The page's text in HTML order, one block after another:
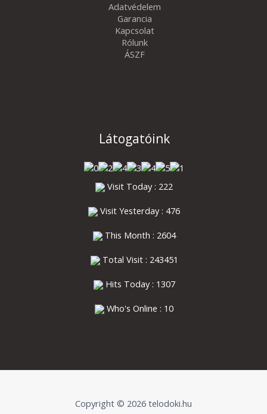
Adatvédelem
Garancia
Kapcsolat
Rólunk
ÁSZF
Látogatóink
Visit Today : 222
Visit Yesterday : 476
This Month : 2604
Total Visit : 243451
Hits Today : 1307
Who's Online : 10
Copyright © 2026 telodoki.hu